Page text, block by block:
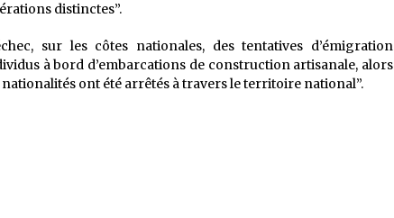
distinctes”.
sur les côtes nationales, des tentatives d’émigration
à bord d’embarcations de construction artisanale, alors
ont été arrêtés à travers le territoire national”.